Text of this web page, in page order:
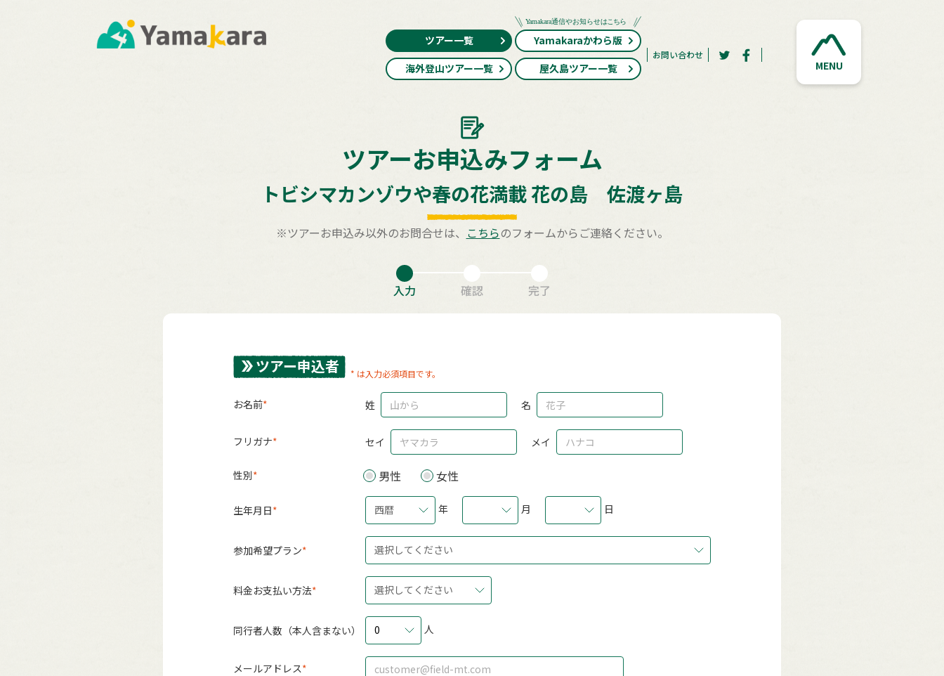
ツアー一覧
Yamakaraかわら版
海外登山ツアー一覧
屋久島ツアー一覧
お問い合わせ
MENU
ツアーお申込みフォーム
トビシマカンゾウや春の花満載 花の島 佐渡ヶ島
※ツアーお申込み以外のお問合せは、 こちらのフォームからご連絡ください。
入力 確認 完了
ツアー申込者 * は入力必須項目です。
お名前 姓 名
フリガナ セイ メイ
性別 男性 女性
生年月日 西暦 年 月 日
参加希望プラン 選択してください
料金お支払い方法 選択してください
同行者人数（本人含まない） 0 人
メールアドレス